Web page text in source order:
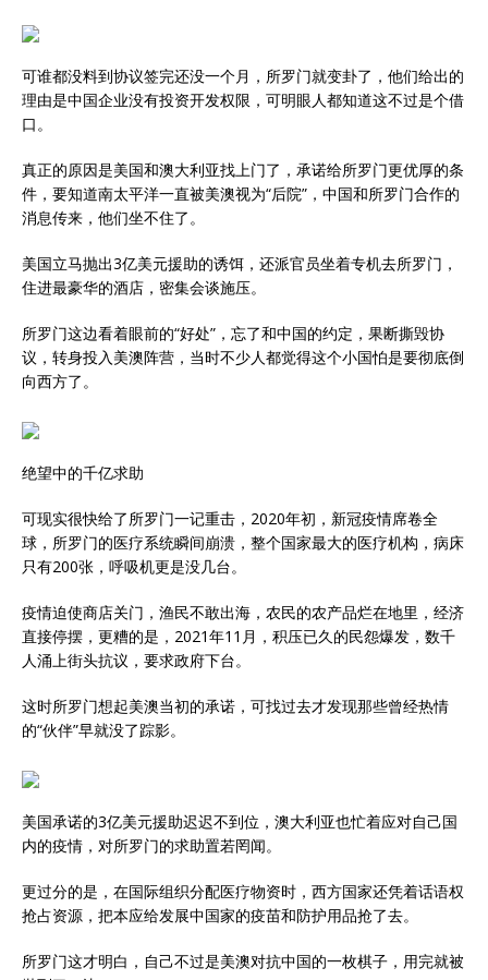
可谁都没料到协议签完还没一个月，所罗门就变卦了，他们给出的
理由是中国企业没有投资开发权限，可明眼人都知道这不过是个借
口。
真正的原因是美国和澳大利亚找上门了，承诺给所罗门更优厚的条
件，要知道南太平洋一直被美澳视为“后院”，中国和所罗门合作的
消息传来，他们坐不住了。
美国立马抛出3亿美元援助的诱饵，还派官员坐着专机去所罗门，
住进最豪华的酒店，密集会谈施压。
所罗门这边看着眼前的“好处”，忘了和中国的约定，果断撕毁协
议，转身投入美澳阵营，当时不少人都觉得这个小国怕是要彻底倒
向西方了。
绝望中的千亿求助
可现实很快给了所罗门一记重击，2020年初，新冠疫情席卷全
球，所罗门的医疗系统瞬间崩溃，整个国家最大的医疗机构，病床
只有200张，呼吸机更是没几台。
疫情迫使商店关门，渔民不敢出海，农民的农产品烂在地里，经济
直接停摆，更糟的是，2021年11月，积压已久的民怨爆发，数千
人涌上街头抗议，要求政府下台。
这时所罗门想起美澳当初的承诺，可找过去才发现那些曾经热情
的“伙伴”早就没了踪影。
美国承诺的3亿美元援助迟迟不到位，澳大利亚也忙着应对自己国
内的疫情，对所罗门的求助置若罔闻。
更过分的是，在国际组织分配医疗物资时，西方国家还凭着话语权
抢占资源，把本应给发展中国家的疫苗和防护用品抢了去。
所罗门这才明白，自己不过是美澳对抗中国的一枚棋子，用完就被